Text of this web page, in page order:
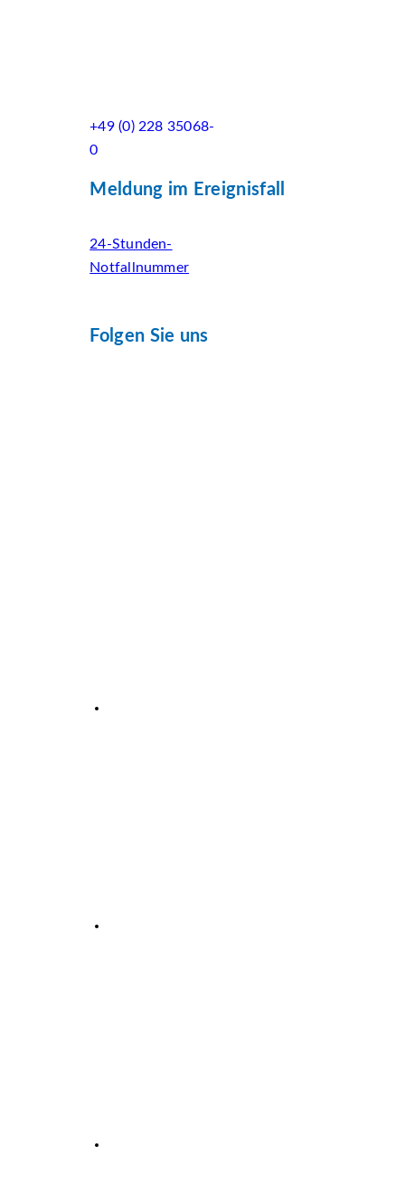
+49 (0) 228 35068-
0
Meldung im Ereignisfall
24-Stunden-
Notfallnummer
Folgen Sie uns